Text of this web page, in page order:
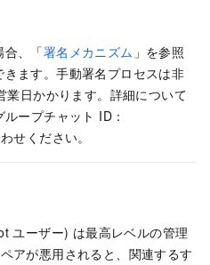
合、「署名メカニズム 」を参照
ます。手動署名プロセスは非
日かかります。詳細について
ープチャット ID：
せください。
ユーザー) は最高レベルの管理
アが悪用されると、関連するす